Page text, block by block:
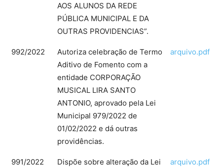
AOS ALUNOS DA REDE
PÚBLICA MUNICIPAL E DA
OUTRAS PROVIDENCIAS”.
992/2022
Autoriza celebração de Termo
Aditivo de Fomento com a
entidade CORPORAÇÃO
MUSICAL LIRA SANTO
ANTONIO, aprovado pela Lei
Municipal 979/2022 de
01/02/2022 e dá outras
providências.
arquivo.pdf
991/2022
Dispõe sobre alteração da Lei
arquivo.pdf